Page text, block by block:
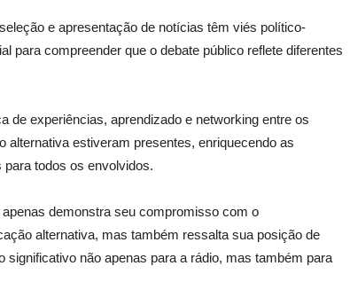
e apresentação de notícias têm viés político-
para compreender que o debate público reflete diferentes
de experiências, aprendizado e networking entre os
estiveram presentes, enriquecendo as
todos os envolvidos.
demonstra seu compromisso com o
alternativa, mas também ressalta sua posição de
não apenas para a rádio, mas também para